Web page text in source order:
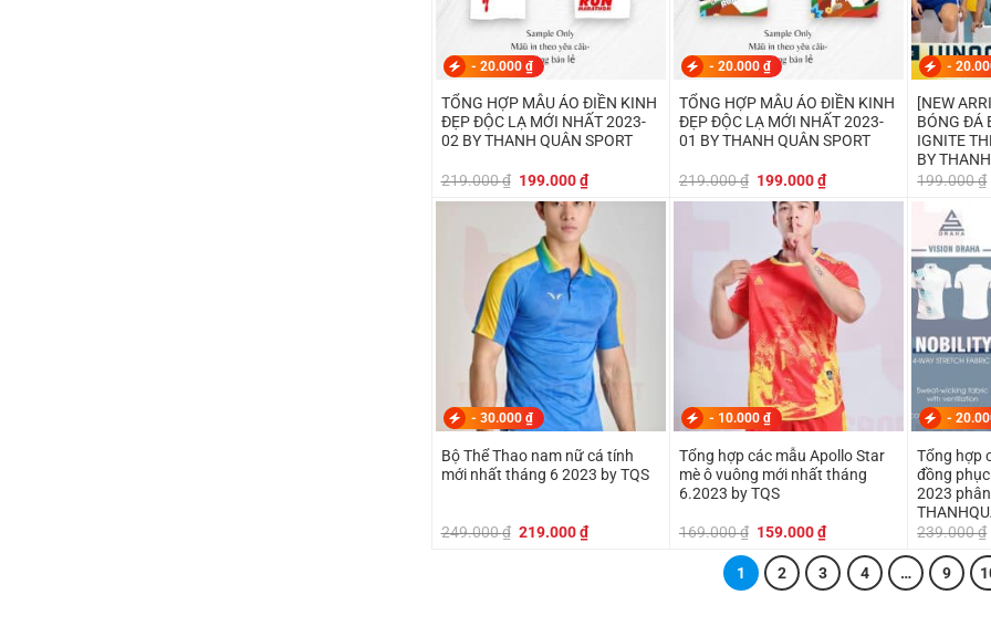
- 20.000 ₫
TỔNG HỢP MẪU ÁO ĐIỀN KINH
ĐẸP ĐỘC LẠ MỚI NHẤT 2023-
02 BY THANH QUÂN SPORT
219.000₫ Giá
219.000 ₫.
199.000₫Giá
hiện
tại
là:
199.000 ₫.
- 20.000 ₫
TỔNG HỢP MẪU ÁO ĐIỀN KINH
ĐẸP ĐỘC LẠ MỚI NHẤT 2023-
01 BY THANH QUÂN SPORT
219.000₫ Giá
219.000 ₫.
199.000₫Giá
hiện
-
[NEW
BÓNG ĐÁ
IGNITE
BY
199.000₫
- 30.000 ₫
Bộ Thể Thao nam nữ cá tính
mới nhất tháng 6 2023 by TQS
249.000₫ Giá
219.000₫Giá
hiện
- 10.000 ₫
Tổng hợp các mẫu Apollo Star
mè ô vuông mới nhất tháng
6.2023 by TQS
169.000₫ Giá
là:
169.000 ₫.
159.000₫Giá
hiện
tại
là:
159.000 ₫.
-
Tổng hợp
đồng
2023
239.000₫
1 2 3 4 … 9